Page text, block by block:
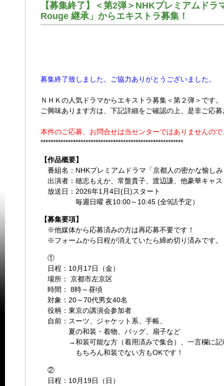
【募集終了】＜第2弾＞NHKプレミアムドラ
Rouge 継承」からエキストラ募集！
募集終了致しました。ご協力ありがとうございました。
ＮＨＫの人気ドラマからエキストラ募集＜第２弾＞です。
ご興味あります方は、下記詳細をご確認の上、是非ご応
本件のご応募、お問合せは当センターではありませんの
*********************************************************
【作品概要】
番組名：NHKプレミアムドラマ「京都人の密かな愉し
出演者：穂志もえか、常盤貴子、渡辺謙、他豪華キャス
放送日：2026年1月4日(日)スタート
毎週日曜 夜10:00～10:45 (全9話予定）
【募集要項】
※他媒体から応募済みの方は再応募不要です！
※フォームから日程が消えていたら締め切り済みです。
①
日程：10月17日（金）
場所： 京都市左京区
時間： 8時～昼頃
対象：20～70代男女40名
役柄：東京の講演会参加者
自前：スーツ、ジャケット系、手帳、
夏の和装・着物、バッグ、扇子など
→和装可能な方（着用済みで集合）、一言欄に記
もちろん和装でない方もOKです！
②
日程：10月19日（日）